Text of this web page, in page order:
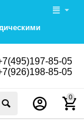
85-05
85-05
0